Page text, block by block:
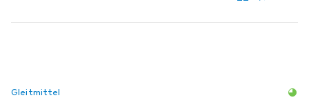
Gleitmittel